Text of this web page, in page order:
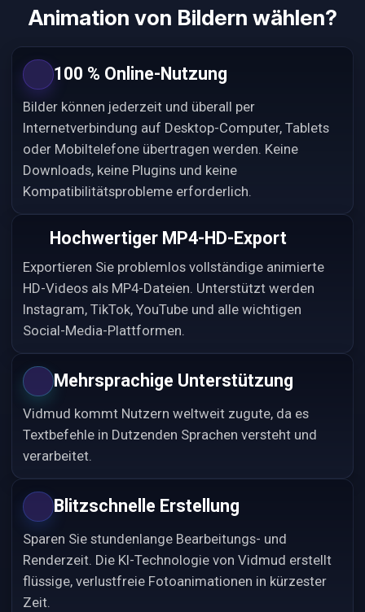
Animation von Bildern wählen?
100 % Online-Nutzung
Bilder können jederzeit und überall per
Internetverbindung auf Desktop-Computer, Tablets
oder Mobiltelefone übertragen werden. Keine
Downloads, keine Plugins und keine
Kompatibilitätsprobleme erforderlich.
Hochwertiger MP4-HD-Export
Exportieren Sie problemlos vollständige animierte
HD-Videos als MP4-Dateien. Unterstützt werden
Instagram, TikTok, YouTube und alle wichtigen
Social-Media-Plattformen.
Mehrsprachige Unterstützung
Vidmud kommt Nutzern weltweit zugute, da es
Textbefehle in Dutzenden Sprachen versteht und
verarbeitet.
Blitzschnelle Erstellung
Sparen Sie stundenlange Bearbeitungs- und
Renderzeit. Die KI-Technologie von Vidmud erstellt
flüssige, verlustfreie Fotoanimationen in kürzester
Zeit.